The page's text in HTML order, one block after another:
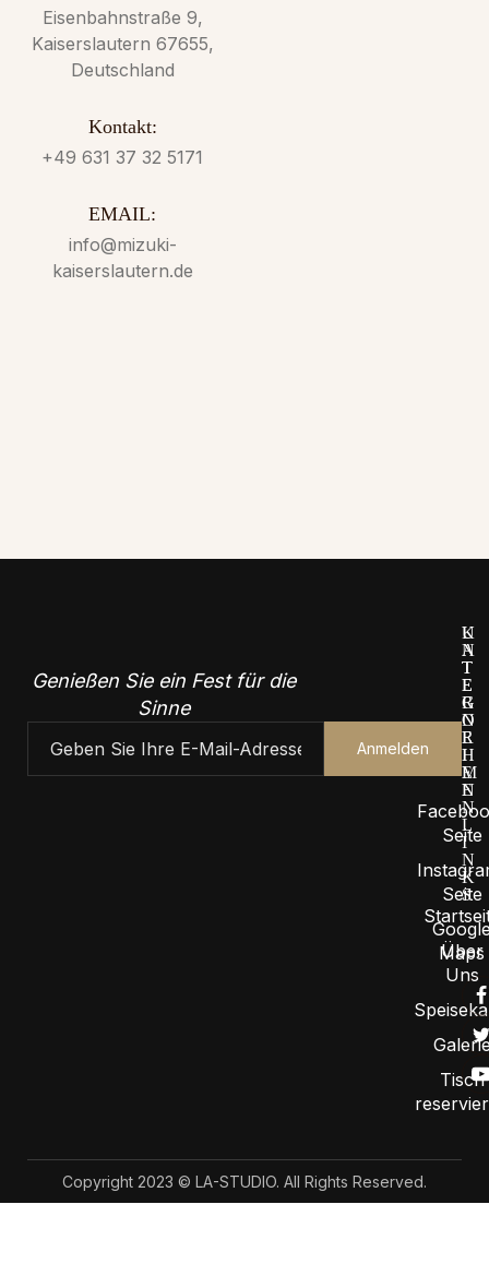
Eisenbahnstraße 9,
Kaiserslautern 67655,
Deutschland
Kontakt:
+49 631 37 32 5171
EMAIL:
info@mizuki-
kaiserslautern.de
U
N
T
E
R
N
E
H
M
E
N
L
I
N
K
S
Über
Uns
Tisch
Genießen Sie ein Fest für die
Sinne
K
A
T
E
G
O
R
I
E
N
Seite
Seite
Maps
Copyright 2023 © LA-STUDIO. All Rights Reserved.